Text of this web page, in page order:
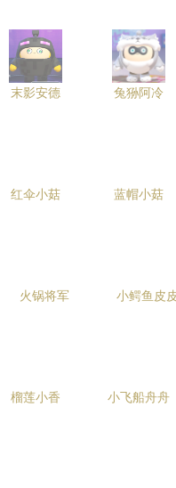
末影安德 兔狲阿冷
红伞小菇 蓝帽小菇
火锅将军 小鳄鱼皮
榴莲小香 小飞船舟舟